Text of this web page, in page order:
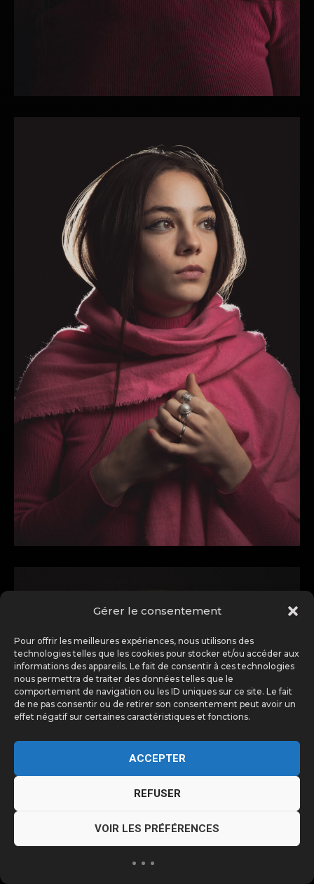
Gérer le consentement
Pour offrir les meilleures expériences, nous utilisons des
technologies telles que les cookies pour stocker et/ou accéder aux
informations des appareils. Le fait de consentir à ces technologies
nous permettra de traiter des données telles que le
comportement de navigation ou les ID uniques sur ce site. Le fait
de ne pas consentir ou de retirer son consentement peut avoir un
effet négatif sur certaines caractéristiques et fonctions.
ACCEPTER
REFUSER
VOIR LES PRÉFÉRENCES